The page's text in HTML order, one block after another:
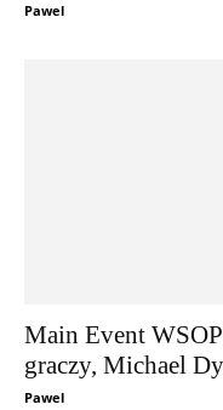
Pawel
Main Event
graczy, Michael
Pawel